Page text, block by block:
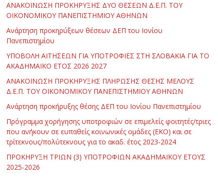
ΑΝΑΚΟΙΝΩΣΗ ΠΡΟΚΗΡΥΞΗΣ ΔΥΟ ΘΕΣΕΩΝ Δ.Ε.Π. ΤΟΥ
ΟΙΚΟΝΟΜΙΚΟΥ ΠΑΝΕΠΙΣΤΗΜΙΟΥ ΑΘΗΝΩΝ
Ανάρτηση προκηρύξεων θέσεων ΔΕΠ του Ιονίου
Πανεπιστημίου
ΥΠΟΒΟΛΗ ΑΙΤΗΣΕΩΝ ΓΙΑ ΥΠΟΤΡΟΦΙΕΣ ΣΤΗ ΣΛΟΒΑΚΙΑ ΓΙΑ ΤΟ
ΑΚΑΔΗΜΑΪΚΟ ΕΤΟΣ 2026 2027
ΑΝΑΚΟΙΝΩΣΗ ΠΡΟΚΗΡΥΞΗΣ ΠΛΗΡΩΣΗΣ ΘΕΣΗΣ ΜΕΛΟΥΣ
Δ.Ε.Π. ΤΟΥ ΟΙΚΟΝΟΜΙΚΟΥ ΠΑΝΕΠΙΣΤΗΜΙΟΥ ΑΘΗΝΩΝ
Ανάρτηση προκήρυξης θέσης ΔΕΠ του Ιονίου Πανεπιστημίου
Πρόγραμμα χορήγησης υποτροφιών σε επιμελείς φοιτητές/τριες
που ανήκουν σε ευπαθείς κοινωνικές ομάδες (ΕΚΟ) και σε
τρίτεκνους/πολύτεκνους για το ακαδ. έτος 2023-2024
ΠΡΟΚΗΡΥΞΗ ΤΡΙΩΝ (3) ΥΠΟΤΡΟΦΙΩΝ ΑΚΑΔΗΜΑΪΚΟΥ ΕΤΟΥΣ
2025-2026